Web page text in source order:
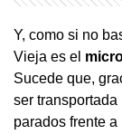
Y, como si no
Vieja es el
Sucede que,
ser transportada
parados frente